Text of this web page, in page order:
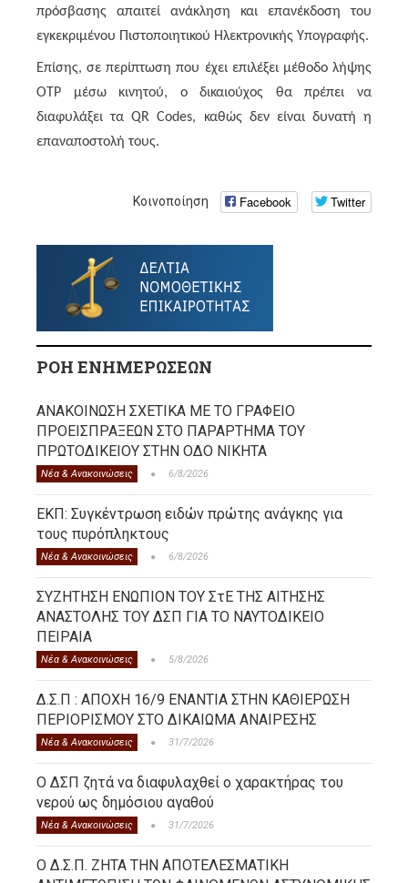
πρόσβασης απαιτεί ανάκληση και επανέκδοση του
εγκεκριμένου Πιστοποιητικού Ηλεκτρονικής Υπογραφής.
Επίσης, σε περίπτωση που έχει επιλέξει μέθοδο λήψης
ΟΤΡ μέσω κινητού, ο δικαιούχος θα πρέπει να
διαφυλάξει τα QR Codes, καθώς δεν είναι δυνατή η
επαναποστολή τους.
Κοινοποίηση Facebook Twitter
ΡΟΗ ΕΝΗΜΕΡΩΣΕΩΝ
ΑΝΑΚΟΙΝΩΣΗ ΣΧΕΤΙΚΑ ΜΕ ΤΟ ΓΡΑΦΕΙΟ
ΠΡΟΕΙΣΠΡΑΞΕΩΝ ΣΤΟ ΠΑΡΑΡΤΗΜΑ ΤΟΥ
ΠΡΩΤΟΔΙΚΕΙΟΥ ΣΤΗΝ ΟΔΟ ΝΙΚΗΤΑ
Νέα & Ανακοινώσεις 6/8/2026
ΕΚΠ: Συγκέντρωση ειδών πρώτης ανάγκης για
τους πυρόπληκτους
Νέα & Ανακοινώσεις 6/8/2026
ΣΥΖΗΤΗΣΗ ΕΝΩΠΙΟΝ ΤΟΥ ΣτΕ ΤΗΣ ΑΙΤΗΣΗΣ
ΑΝΑΣΤΟΛΗΣ ΤΟΥ ΔΣΠ ΓΙΑ ΤΟ ΝΑΥΤΟΔΙΚΕΙΟ
ΠΕΙΡΑΙΑ
Νέα & Ανακοινώσεις 5/8/2026
Δ.Σ.Π : ΑΠΟΧΗ 16/9 ΕΝΑΝΤΙΑ ΣΤΗΝ ΚΑΘΙΕΡΩΣΗ
ΠΕΡΙΟΡΙΣΜΟΥ ΣΤΟ ΔΙΚΑΙΩΜΑ ΑΝΑΙΡΕΣΗΣ
Νέα & Ανακοινώσεις 31/7/2026
Ο ΔΣΠ ζητά να διαφυλαχθεί ο χαρακτήρας του
νερού ως δημόσιου αγαθού
Νέα & Ανακοινώσεις 31/7/2026
Ο Δ.Σ.Π. ΖΗΤΑ ΤΗΝ ΑΠΟΤΕΛΕΣΜΑΤΙΚΗ